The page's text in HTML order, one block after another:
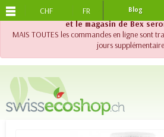
!! Important !! Jusqu'au 20 août 2026,
et le magasin de Bex
MAIS TOUTES les commandes en ligne sont
jours
PORTS
CHF FR Blog